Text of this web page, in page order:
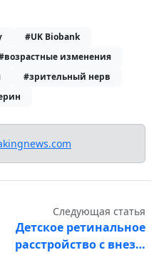
#UK Biobank
изменения
#зрительный нерв
Следующая статья
Детское ретинальное
расстройство с внез…